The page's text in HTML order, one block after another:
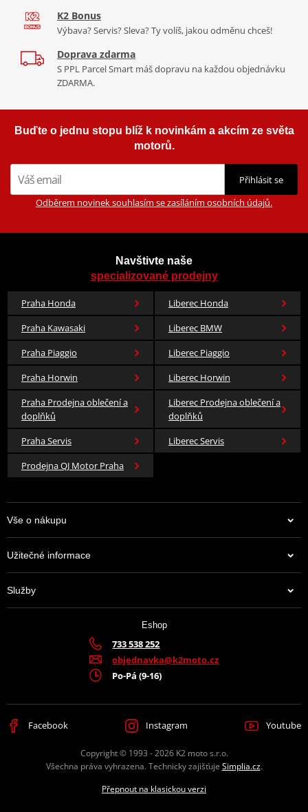
K2 Bonus
Výbava? Servis? Sleva? Ty volíš, jakou odměnu chceš!
Doprava zdarma
S PPL Parcel Smart máš dopravu na každou objednávku
ZDARMA.
Buďte o jednu stopu blíž k novinkám a akcím ze světa
motorů.
Přihlásit se
Odběrem novinek souhlasím se zasíláním osobních údajů.
Navštivte naše
specializované prodejny
Praha Honda
Liberec Honda
Praha Kawasaki
Liberec BMW
Praha Piaggio
Liberec Piaggio
Praha Horwin
Liberec Horwin
Praha Prodejna oblečení a
doplňků
Liberec Prodejna oblečení a
doplňků
Praha Servis
Liberec Servis
Prodejna QJ Motor Praha
Vše o nákupu
Užitečné informace
Služby
Eshop
733 538 252
objednavka@k2moto.cz
Po-Pá (9-16)
Facebook Instagram Youtube
Copyright © 1993 - 2026 K2 moto s.r.o.
Všechna práva vyhrazena. Technicky zajišťuje Simplia.cz.
Přepnout na klasickou verzi